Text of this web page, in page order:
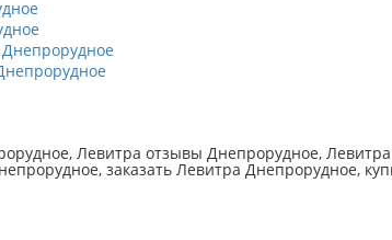
Левитра отзывы Днепрорудное,
заказать Левитра Днепрорудное,